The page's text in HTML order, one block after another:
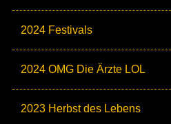
2024 Festivals
2024 OMG Die Ärzte LOL
2023 Herbst des Lebens